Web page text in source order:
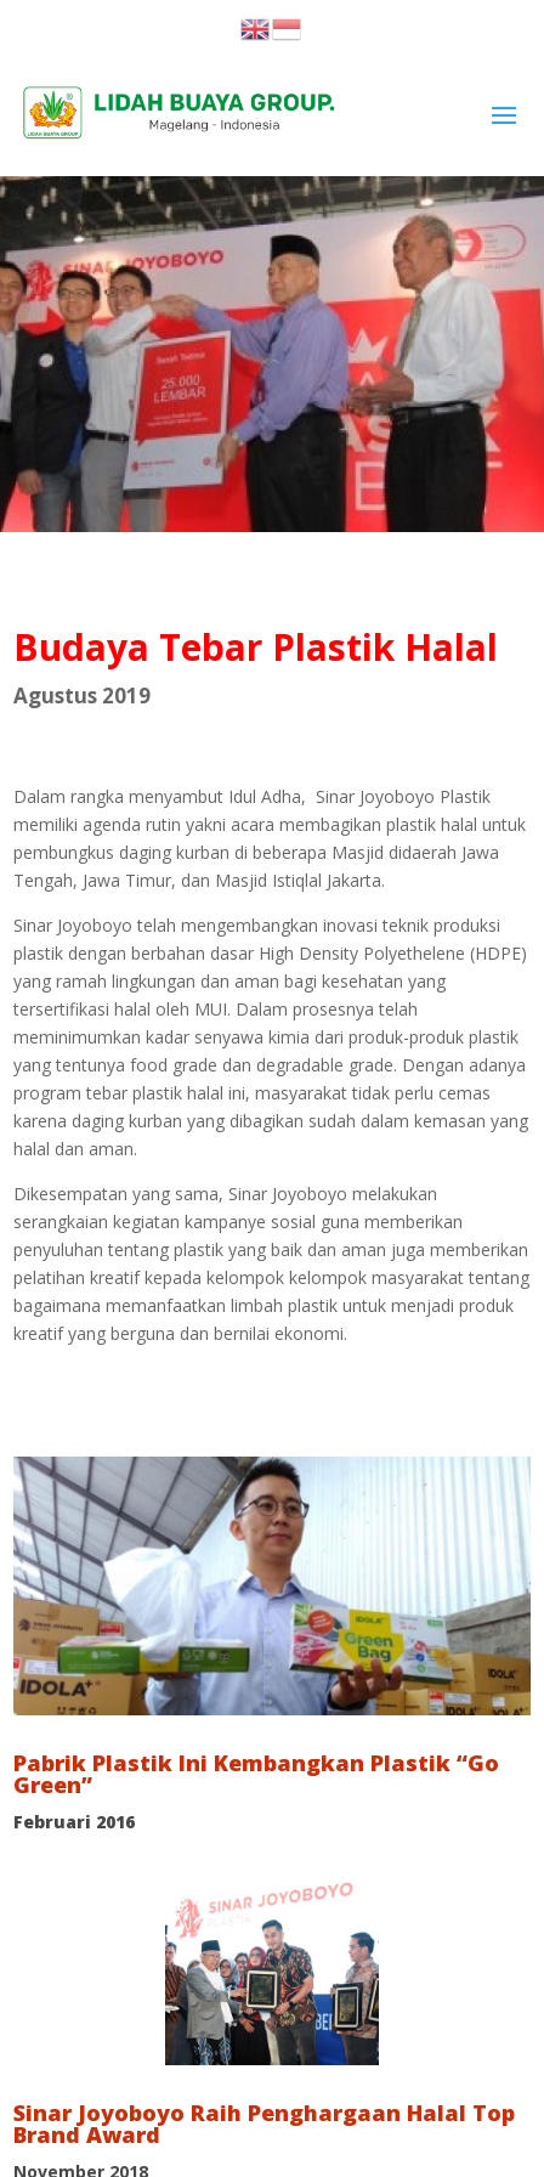
Budaya Tebar Plastik Halal
Agustus 2019
Dalam rangka menyambut Idul Adha, Sinar Joyoboyo Plastik
memiliki agenda rutin yakni acara membagikan plastik halal untuk
pembungkus daging kurban di beberapa Masjid didaerah Jawa
Tengah, Jawa Timur, dan Masjid Istiqlal Jakarta.
Sinar Joyoboyo telah mengembangkan inovasi teknik produksi
plastik dengan berbahan dasar High Density Polyethelene (HDPE)
yang ramah lingkungan dan aman bagi kesehatan yang
tersertifikasi halal oleh MUI. Dalam prosesnya telah
meminimumkan kadar senyawa kimia dari produk-produk plastik
yang tentunya food grade dan degradable grade. Dengan adanya
program tebar plastik halal ini, masyarakat tidak perlu cemas
karena daging kurban yang dibagikan sudah dalam kemasan yang
halal dan aman.
Dikesempatan yang sama, Sinar Joyoboyo melakukan
serangkaian kegiatan kampanye sosial guna memberikan
penyuluhan tentang plastik yang baik dan aman juga memberikan
pelatihan kreatif kepada kelompok kelompok masyarakat tentang
bagaimana memanfaatkan limbah plastik untuk menjadi produk
kreatif yang berguna dan bernilai ekonomi.
Pabrik Plastik Ini Kembangkan Plastik “Go
Green”
Februari 2016
Sinar Joyoboyo Raih Penghargaan Halal Top
Brand Award
November 2018